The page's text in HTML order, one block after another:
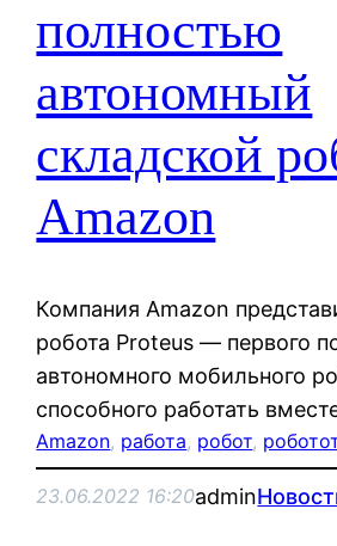
полностью
автономный
складской
Amazon
Компания Amazon
робота Proteus — первого
автономного мобильного
способного работать
Amazon, работа, робот,
23.06.2022 16:20admin